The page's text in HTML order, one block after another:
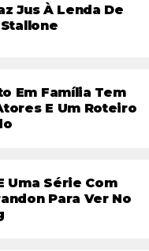
Jus À Lenda De
Em Família Tem
E Um Roteiro
Uma Série Com
Para Ver No